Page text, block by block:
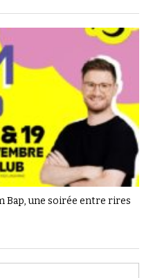
Bap, une soirée entre rires